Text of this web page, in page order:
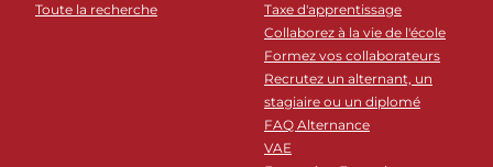
Toute la recherche
Taxe d'apprentissage
Collaborez à la vie de l'école
Formez vos collaborateurs
Recrutez un alternant, un
stagiaire ou un diplomé
FAQ Alternance
VAE